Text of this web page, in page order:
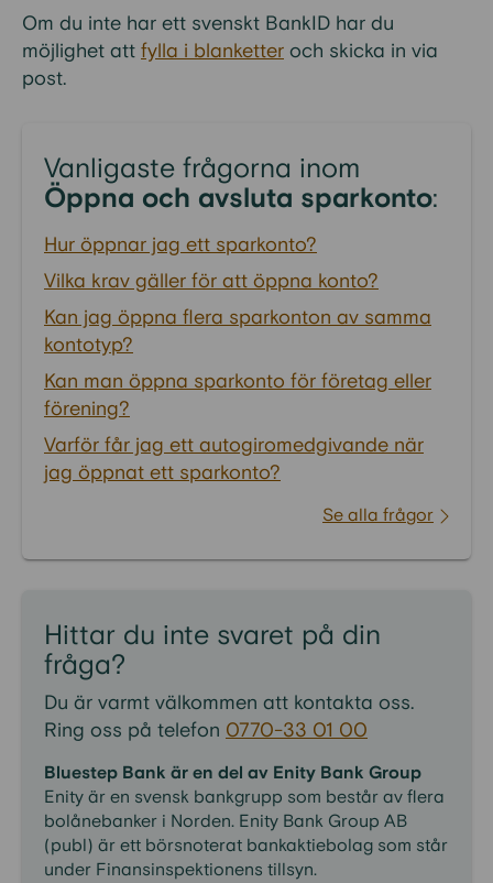
Om du inte har ett svenskt BankID har du
möjlighet att fylla i blanketter och skicka in via
post.
Vanligaste frågorna inom
Öppna och avsluta sparkonto:
Hur öppnar jag ett sparkonto?
Vilka krav gäller för att öppna konto?
Kan jag öppna flera sparkonton av samma
kontotyp?
Kan man öppna sparkonto för företag eller
förening?
Varför får jag ett autogiromedgivande när
jag öppnat ett sparkonto?
Se alla frågor
Hittar du inte svaret på din
fråga?
Du är varmt välkommen att kontakta oss.
Ring oss på telefon 0770-33 01 00
Bluestep Bank är en del av Enity Bank Group
Enity är en svensk bankgrupp som består av flera
bolånebanker i Norden. Enity Bank Group AB
(publ) är ett börsnoterat bankaktiebolag som står
under Finansinspektionens tillsyn.